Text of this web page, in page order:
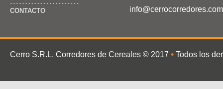
CONTACTO
Cerro S.R.L. Corredores de Cereales © 2017 • Todos los